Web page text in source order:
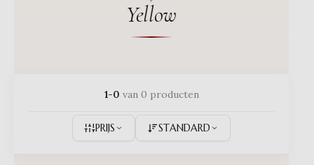
Yellow
1-0 van 0 producten
PRIJS STANDARD